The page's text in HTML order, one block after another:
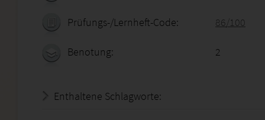
Prüfungs-/Lernheft-Code: 86/100
Benotung: 2
Enthaltene Schlagworte: